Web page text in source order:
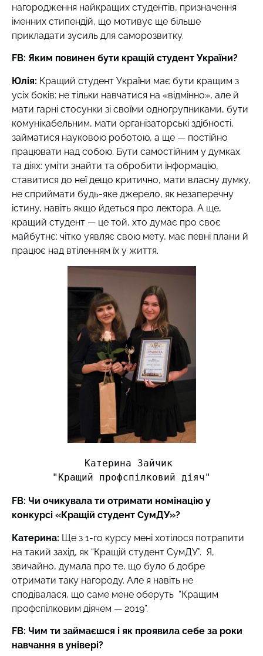
нагородження найкращих студентів, призначення
іменних стипендій, що мотивує ще більше
прикладати зусиль для саморозвитку.
FB: Яким повинен бути кращій студент України?
Юлія: Кращий студент України має бути кращим з
усіх боків: не тільки навчатися на «відмінно», але й
мати гарні стосунки зі своїми одногрупниками, бути
комунікабельним, мати організаторські здібності,
займатися науковою роботою, а ще — постійно
працювати над собою. Бути самостійним у думках
та діях: уміти знайти та обробити інформацію,
ставитися до неї дещо критично, мати власну думку,
не сприймати будь-яке джерело, як незаперечну
істину, навіть якщо йдеться про лектора. А ще,
кращий студент — це той, хто думає про своє
майбутнє: чітко уявляє свою мету, має певні плани й
працює над втіленням їх у життя.
Катерина Зайчик
"Кращий профспілковий діяч"
FB: Чи очикувала ти отримати номінацію у
конкурсі «Кращій студент СумДУ»?
Катерина: Ще з 1-го курсу мені хотілося потрапити
на такий захід, як “Кращій студент СумДУ”. Я,
звичайно, думала про те, що було б добре
отримати таку нагороду. Але я навіть не
сподівалася, що саме мене оберуть “Кращим
профспілковим діячем — 2019”.
FB: Чим ти займаєшся і як проявила себе за роки
навчання в універі?